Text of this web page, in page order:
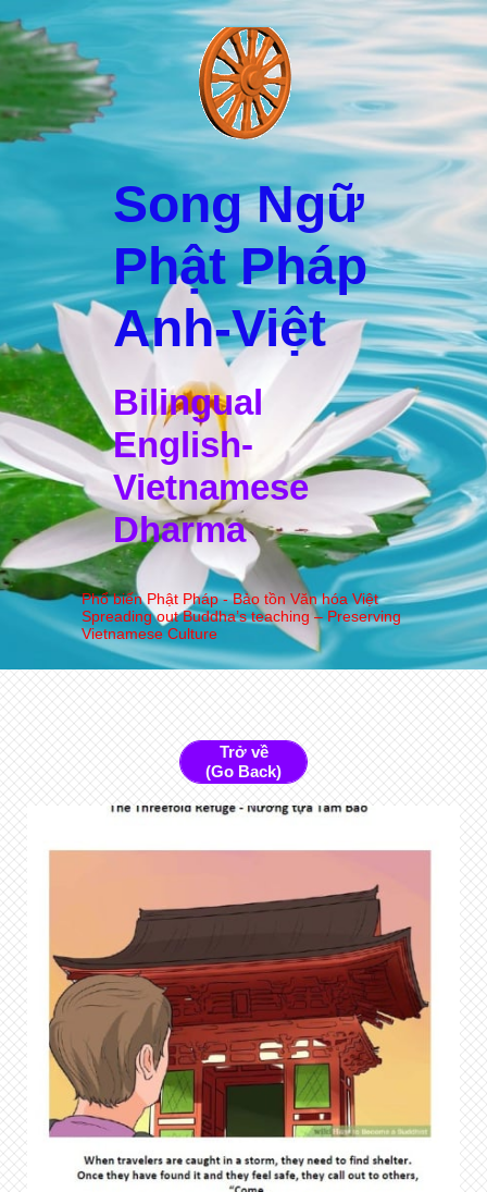
Song Ngữ
Phật Pháp
Anh-Việt
Bilingual
English-
Vietnamese
Dharma
Phổ biến Phật Pháp - Bảo tồn Văn hóa Việt
Spreading out Buddha’s teaching – Preserving
Vietnamese Culture
Trở về
(Go Back)